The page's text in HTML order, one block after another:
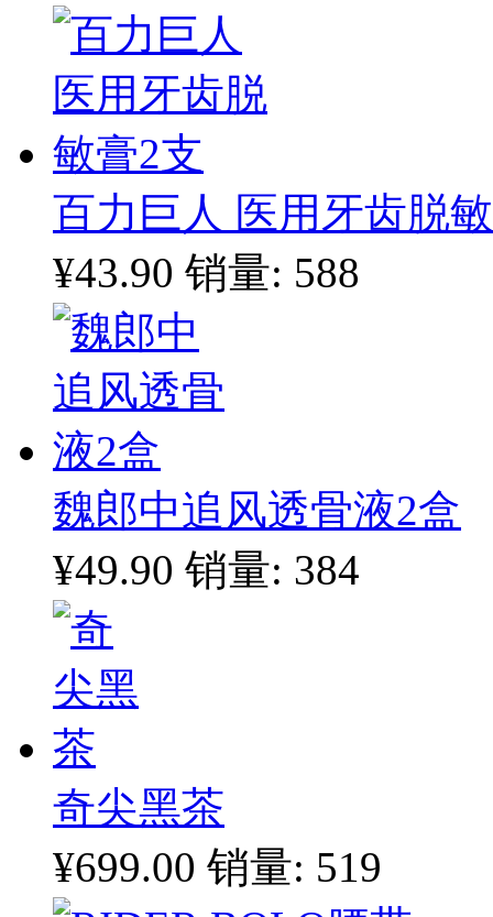
百力巨人 医用牙齿脱
¥43.90 销量: 588
魏郎中追风透骨液2盒
¥49.90 销量: 384
奇尖黑茶
¥699.00 销量: 519